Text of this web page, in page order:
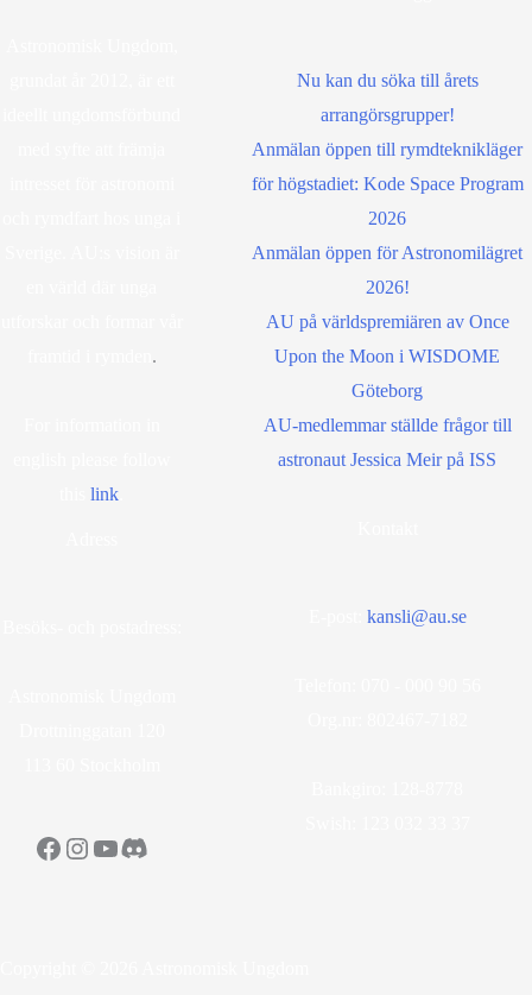
.
link
Nu kan du söka till årets
arrangörsgrupper!
Anmälan öppen till rymdteknikläger
för högstadiet: Kode Space Program
2026
Anmälan öppen för Astronomilägret
2026!
AU på världspremiären av Once
Upon the Moon i WISDOME
Göteborg
AU-medlemmar ställde frågor till
astronaut Jessica Meir på ISS
Facebook
Instagram
YouTube
Discord
kansli@au.se